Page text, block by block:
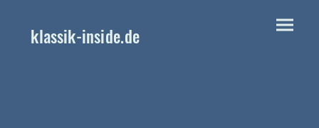
klassik-inside.de